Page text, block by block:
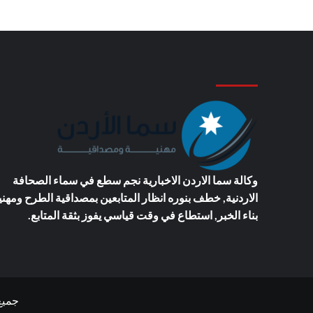
وكالة سما الاردن الاخباريةنجم سطع في سماء الصحافة
الاردنية, خطف بنوره انظار المتابعين بمصداقية الطرح
بناء الخبر, استطاع في وقت قياسي يفوز بثقة المتابع.
جميع